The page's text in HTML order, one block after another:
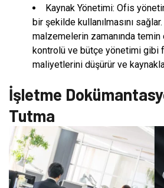
Kaynak Yönetimi: Ofis
bir şekilde kullanılmasını
malzemelerin zamanında
kontrolü ve bütçe yönetimi gibi
maliyetlerini düşürür ve
İşletme
Tutma